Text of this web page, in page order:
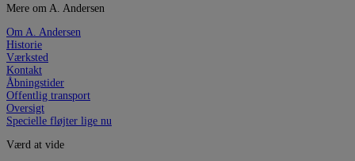
Mere om A. Andersen
Om A. Andersen
Historie
Værksted
Kontakt
Åbningstider
Offentlig transport
Oversigt
Specielle fløjter lige nu
Værd at vide